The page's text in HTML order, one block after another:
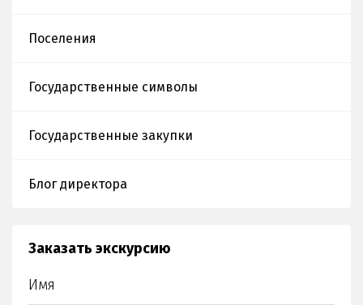
Поселения
Государственные символы
Государственные закупки
Блог директора
Заказать экскурсию